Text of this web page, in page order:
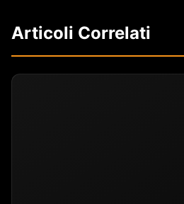
Articoli Correlati